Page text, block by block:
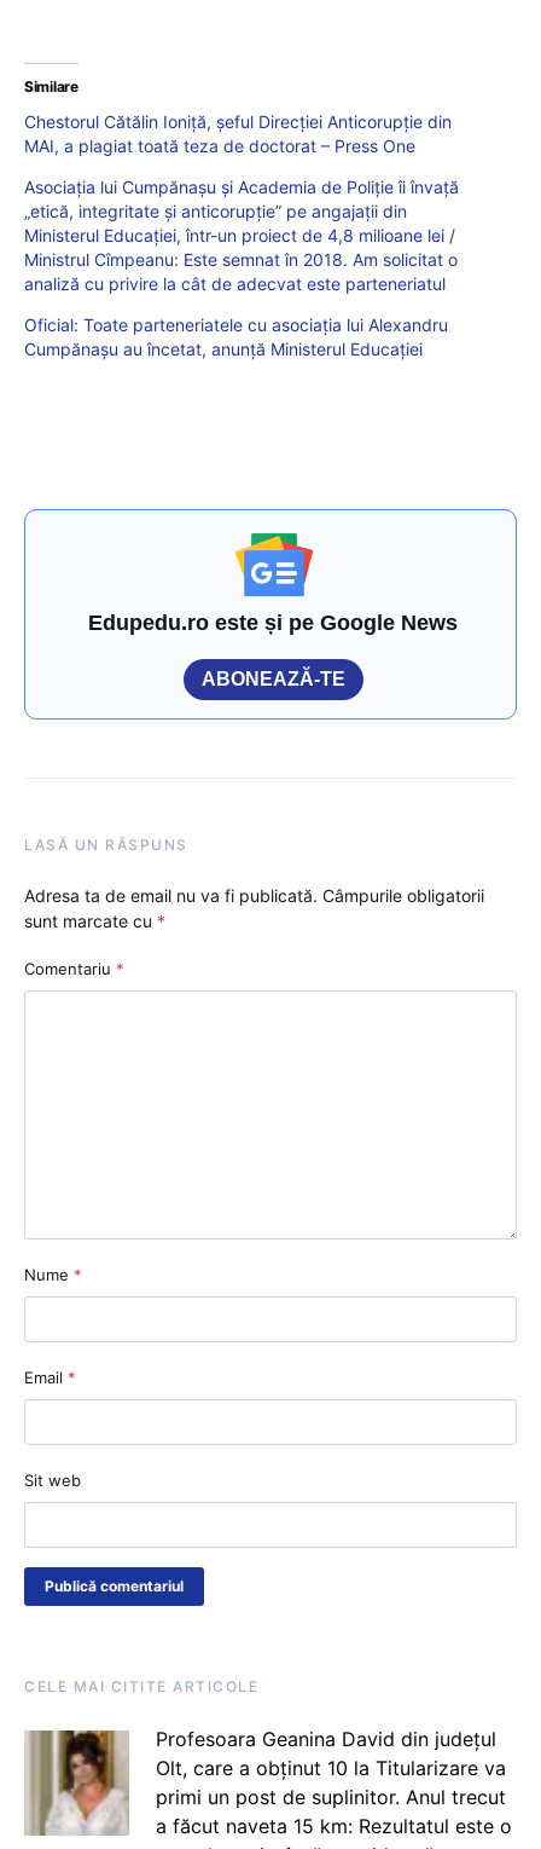
Similare
Chestorul Cătălin Ioniță, șeful Direcției Anticorupție din
MAI, a plagiat toată teza de doctorat – Press One
Asociația lui Cumpănașu și Academia de Poliție îi învață
„etică, integritate și anticorupție” pe angajații din
Ministerul Educației, într-un proiect de 4,8 milioane lei /
Ministrul Cîmpeanu: Este semnat în 2018. Am solicitat o
analiză cu privire la cât de adecvat este parteneriatul
Oficial: Toate parteneriatele cu asociația lui Alexandru
Cumpănașu au încetat, anunță Ministerul Educației
Edupedu.ro este și pe Google News
ABONEAZĂ-TE
LASĂ UN RĂSPUNS
Adresa ta de email nu va fi publicată. Câmpurile obligatorii
sunt marcate cu *
Comentariu *
Nume *
Email *
Sit web
CELE MAI CITITE ARTICOLE
Profesoara Geanina David din județul
Olt, care a obținut 10 la Titularizare va
primi un post de suplinitor. Anul trecut
a făcut naveta 15 km: Rezultatul este o